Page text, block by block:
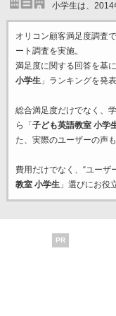
小学生は、2014
オリコン顧客満足度調査
ート調査を実施。
満足度に関する回答を基
小学生」ランキングを発
総合満足度だけでなく、
ら「 子ども英語教室 小学
た、実際のユーザーの声
費用だけでなく、“ユーザ
教室 小学生」選びにお役
PR